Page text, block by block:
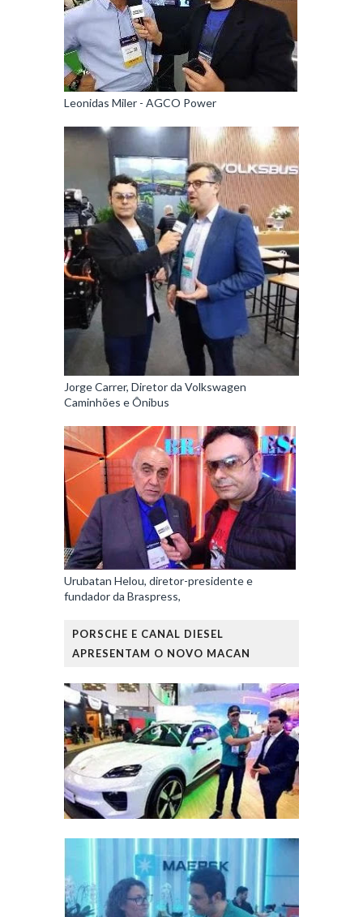
Leonidas Miler - AGCO Power
Jorge Carrer, Diretor da Volkswagen
Caminhões e Ônibus
Urubatan Helou, diretor-presidente e
fundador da Braspress,
PORSCHE E CANAL DIESEL
APRESENTAM O NOVO MACAN